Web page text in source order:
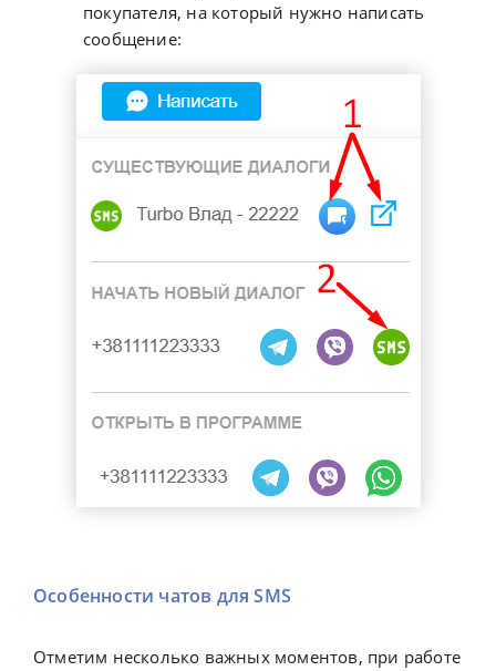
покупателя, на который нужно написать
сообщение:
Особенности чатов для SMS
Отметим несколько важных моментов, при работе